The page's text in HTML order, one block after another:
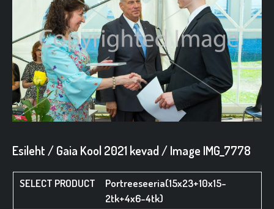
Esileht /Gaia Kool 2021 kevad / Image IMG_7778
Portreeseeria(15x23+10x15-
2tk+4x6-4tk)